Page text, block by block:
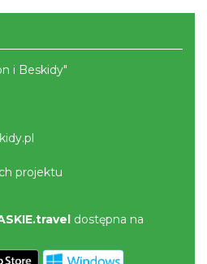
i Beskidy"
projektu
dostępna na